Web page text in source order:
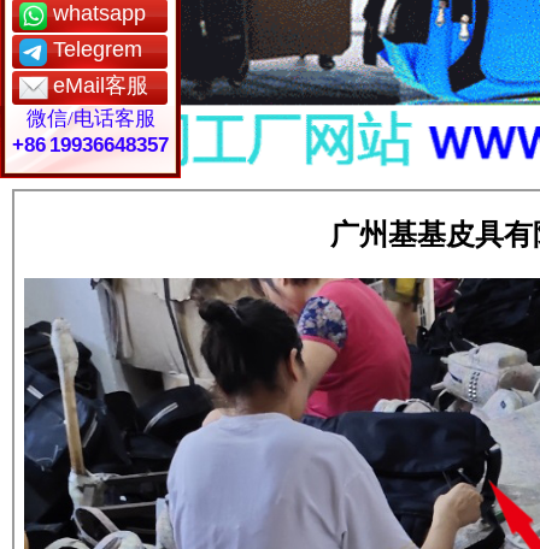
whatsapp
Telegrem
eMail客服
微信/电话客服
+86 19936648357